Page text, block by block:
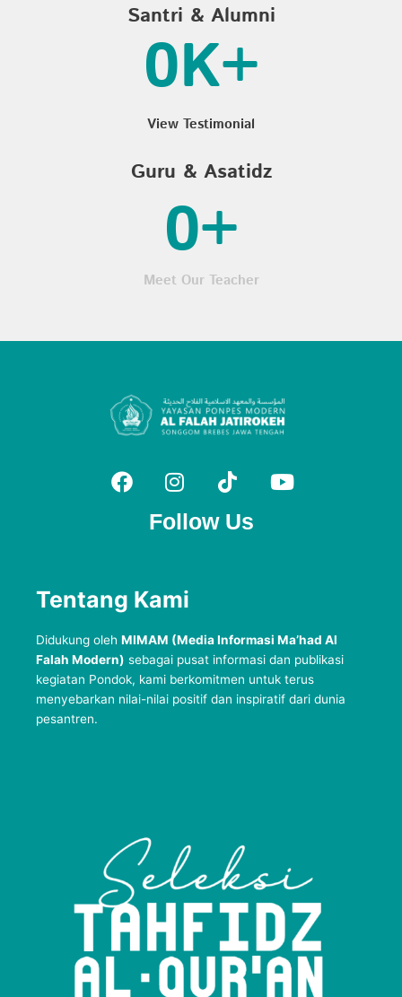
Santri & Alumni
0K+
View Testimonial
Guru & Asatidz
0+
Meet Our Teacher
Follow Us
Tentang Kami
Didukung oleh MIMAM (Media Informasi Ma’had Al
Falah Modern) sebagai pusat informasi dan publikasi
kegiatan Pondok, kami berkomitmen untuk terus
menyebarkan nilai-nilai positif dan inspiratif dari dunia
pesantren.